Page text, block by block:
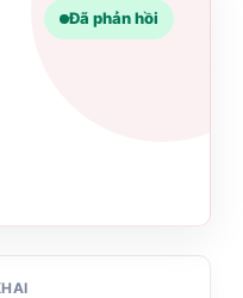
Đã phản hồi